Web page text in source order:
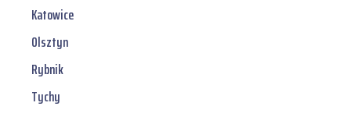
Katowice
Olsztyn
Rybnik
Tychy